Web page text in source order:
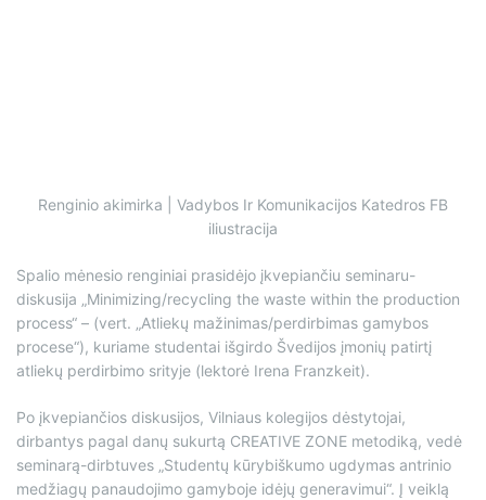
Renginio akimirka | Vadybos Ir Komunikacijos Katedros FB
iliustracija
Spalio mėnesio renginiai prasidėjo įkvepiančiu seminaru-
diskusija „Minimizing/recycling the waste within the production
process“ – (vert. „Atliekų mažinimas/perdirbimas gamybos
procese“), kuriame studentai išgirdo Švedijos įmonių patirtį
atliekų perdirbimo srityje (lektorė Irena Franzkeit).
Po įkvepiančios diskusijos, Vilniaus kolegijos dėstytojai,
dirbantys pagal danų sukurtą CREATIVE ZONE metodiką, vedė
seminarą-dirbtuves „Studentų kūrybiškumo ugdymas antrinio
medžiagų panaudojimo gamyboje idėjų generavimui“. Į veiklą